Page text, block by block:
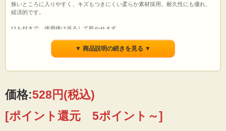
狭いところに入りやすく、キズもつきにくい柔らか素材採用。耐久性にも優れ、
経済的です。
ひも付きで、使用後は吊るして乾かせます。
パックスナチュロンお風呂洗いせっけんとの併用がおすすめです。
▼ 商品説明の続きを見る ▼
価格:528円(税込)
[ポイント還元 5ポイント～]